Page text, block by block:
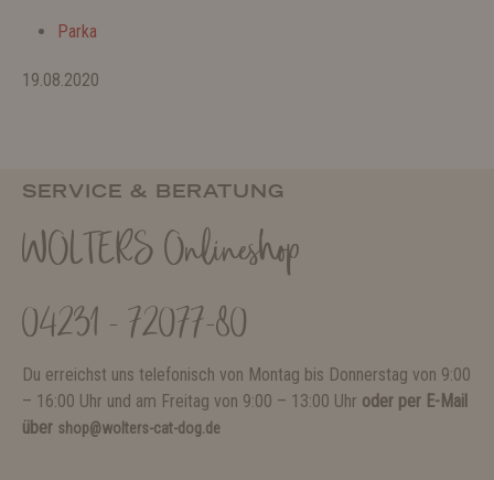
Parka
19.08.2020
SERVICE & BERATUNG
WOLTERS Onlineshop
04231 - 72077-80
Du erreichst uns telefonisch von Montag bis Donnerstag von 9:00
– 16:00 Uhr und am Freitag von 9:00 – 13:00 Uhr oder per E-Mail
über shop@wolters-cat-dog.de